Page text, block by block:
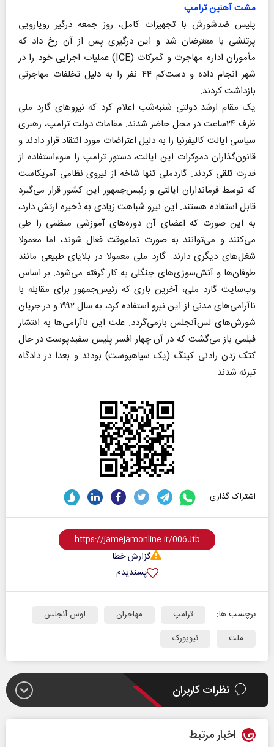
مشت آهنین ترامپ
پلیس ضدشورش با تجهیزات کامل، روز جمعه درگیر رویارویی
پرتنشی با معترضان شد و این درگیری پس از آن رخ داد که
مأموران اداره مهاجرت و گمرکات (ICE) عملیات اجرایی خود را در
شهر انجام داده و دست‌کم ۴۴ نفر را به دلیل تخلفات مهاجرتی
بازداشت کردند.
یک مقام ارشد دولتی شنبه‌شب اعلام کرد که نیروهای گارد ملی
ظرف ۲۴ساعت در محل حاضر شدند. مقامات دولت ترامپ، رهبری
سیاسی ایالت کالیفرنیا را به دلیل اعتراضات مورد انتقاد قرار دادند و
قانون‌گذاران دموکرات این ایالت، دستور ترامپ را سوء‌استفاده از
قدرت تلقی کردند. گاردملی تنها شاخه از نیروی نظامی آمریکاست
که توسط فرمانداران ایالتی و رئیس‌جمهور این کشور قرار می‌گیرد
قابل استفاده هستند. این نیرو شباهت زیادی به ذخیره ارتش دارد،
به این صورت که اعضای آن دوره‌های آموزشی منظمی را طی
می‌کنند و می‌توانند به صورت تمام‌وقت فعال شوند، اما معمولا
شغل‌های دیگری دارند. گارد ملی معمولا در بلایای طبیعی مانند
طوفان‌ها و آتش‌سوزی‌های جنگلی به کار گرفته می‌شود. بر اساس
وب‌سایت گارد ملی، آخرین باری که رئیس‌جمهور برای مقابله با
ناآرامی‌های مدنی از این نیرو استفاده کرد، به سال ۱۹۹۲ و در جریان
شورش‌های لس‌آنجلس بازمی‌گردد. علت این ناآرامی‌ها به انتشار
فیلمی باز ‌می‌گشت که در آن چهار افسر پلیس سفیدپوست در حال
کتک زدن رادنی کینگ (یک سیاهپوست) بودند و بعدا در دادگاه
تبرئه شدند.
اشتراک گذاری :
گزارش خطا
پسندیدم
برچسب ها: ترامپ مهاجران
لوس آنجلس
ملت
نیویورک
نظرات کاربران
اخبار مرتبط